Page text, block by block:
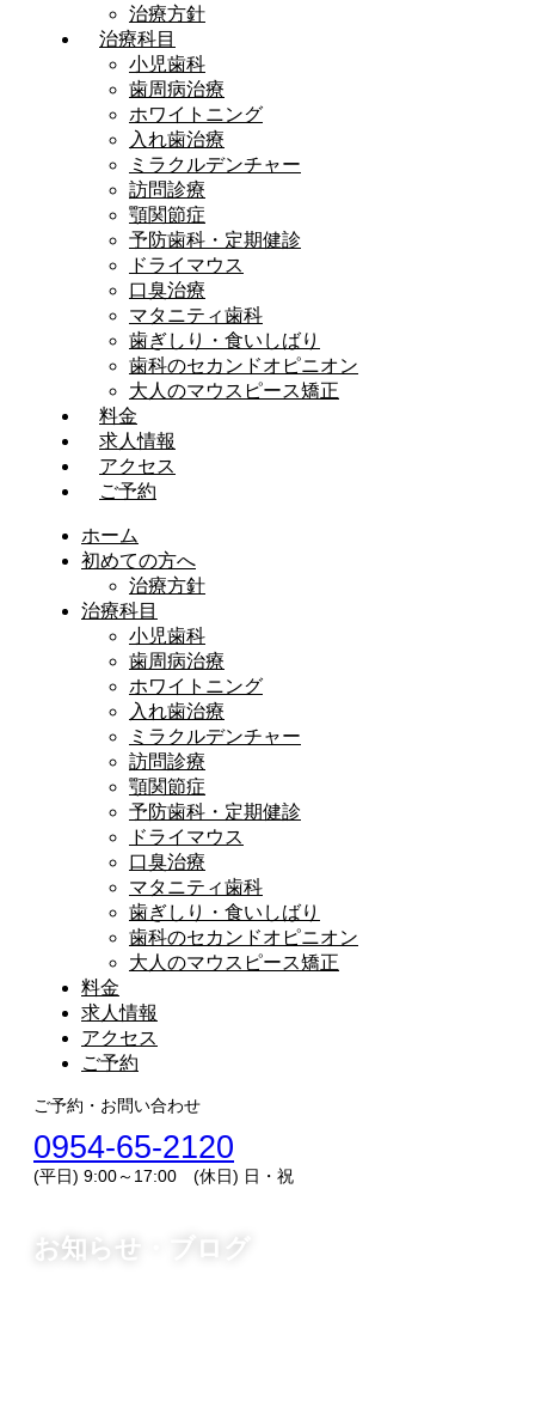
治療方針
治療科目
小児歯科
歯周病治療
ホワイトニング
入れ歯治療
ミラクルデンチャー
訪問診療
顎関節症
予防歯科・定期健診
ドライマウス
口臭治療
マタニティ歯科
歯ぎしり・食いしばり
歯科のセカンドオピニオン
大人のマウスピース矯正
料金
求人情報
アクセス
ご予約
ホーム
初めての方へ
治療方針
治療科目
小児歯科
歯周病治療
ホワイトニング
入れ歯治療
ミラクルデンチャー
訪問診療
顎関節症
予防歯科・定期健診
ドライマウス
口臭治療
マタニティ歯科
歯ぎしり・食いしばり
歯科のセカンドオピニオン
大人のマウスピース矯正
料金
求人情報
アクセス
ご予約
ご予約・お問い合わせ
0954-65-2120
(平日) 9:00～17:00 (休日) 日・祝
お知らせ・ブログ